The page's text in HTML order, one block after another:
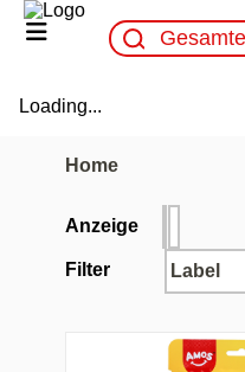
Loading...
Home
Anzeige
Filter Label